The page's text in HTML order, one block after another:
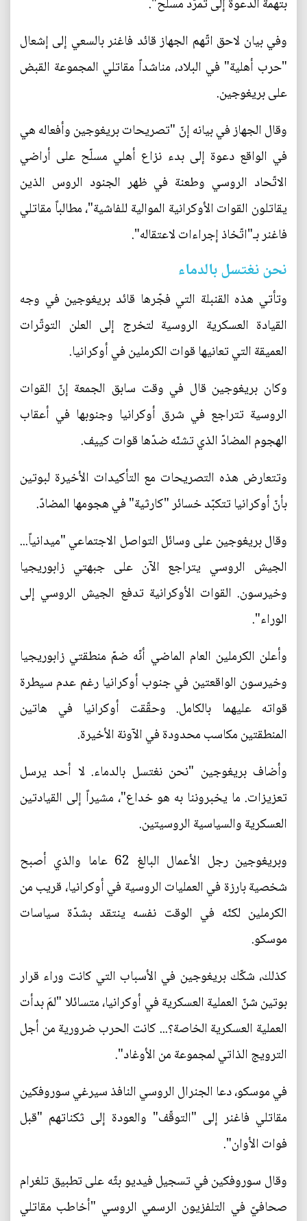
وفي بيان لاحق اتّهم الجهاز قائد فاغنر بالسعي إلى إشعال
"حرب أهلية" في البلاد، مناشداً مقاتلي المجموعة القبض
على بريغوجين.
وقال الجهاز في بيانه إنّ "تصريحات بريغوجين وأفعاله هي
في الواقع دعوة إلى بدء نزاع أهلي مسلّح على أراضي
الاتّحاد الروسي وطعنة في ظهر الجنود الروس الذين
يقاتلون القوات الأوكرانية الموالية للفاشية"، مطالباً مقاتلي
فاغنر بـ"اتّخاذ إجراءات لاعتقاله".
نحن نغتسل بالدماء
وتأتي هذه القنبلة التي فجّرها قائد بريغوجين في وجه
القيادة العسكرية الروسية لتخرج إلى العلن التوتّرات
العميقة التي تعانيها قوات الكرملين في أوكرانيا.
وكان بريغوجين قال في وقت سابق الجمعة إنّ القوات
الروسية تتراجع في شرق أوكرانيا وجنوبها في أعقاب
الهجوم المضادّ الذي تشنّه ضدّها قوات كييف.
وتتعارض هذه التصريحات مع التأكيدات الأخيرة لبوتين
بأنّ أوكرانيا تتكبّد خسائر "كارثية" في هجومها المضادّ.
وقال بريغوجين على وسائل التواصل الاجتماعي "ميدانياً...
الجيش الروسي يتراجع الآن على جبهتي زابوريجيا
وخيرسون. القوات الأوكرانية تدفع الجيش الروسي إلى
الوراء".
وأعلن الكرملين العام الماضي أنّه ضمّ منطقتي زابوريجيا
وخيرسون الواقعتين في جنوب أوكرانيا رغم عدم سيطرة
قواته عليهما بالكامل. وحقّقت أوكرانيا في هاتين
المنطقتين مكاسب محدودة في الآونة الأخيرة.
وأضاف بريغوجين "نحن نغتسل بالدماء. لا أحد يرسل
تعزيزات. ما يخبروننا به هو خداع"، مشيراً إلى القيادتين
العسكرية والسياسية الروسيتين.
وبريغوجين رجل الأعمال البالغ 62 عاما والذي أصبح
شخصية بارزة في العمليات الروسية في أوكرانيا، قريب من
الكرملين لكنّه في الوقت نفسه ينتقد بشدّة سياسات
موسكو.
كذلك، شكّك بريغوجين في الأسباب التي كانت وراء قرار
بوتين شنّ العملية العسكرية في أوكرانيا، متسائلا "لمَ بدأت
العملية العسكرية الخاصة؟... كانت الحرب ضرورية من أجل
الترويج الذاتي لمجموعة من الأوغاد".
في موسكو، دعا الجنرال الروسي النافذ سيرغي سوروفكين
مقاتلي فاغنر إلى "التوقّف" والعودة إلى ثكناتهم "قبل
فوات الأوان".
وقال سوروفكين في تسجيل فيديو بثّه على تطبيق تلغرام
صحافيّ في التلفزيون الرسمي الروسي "أخاطب مقاتلي